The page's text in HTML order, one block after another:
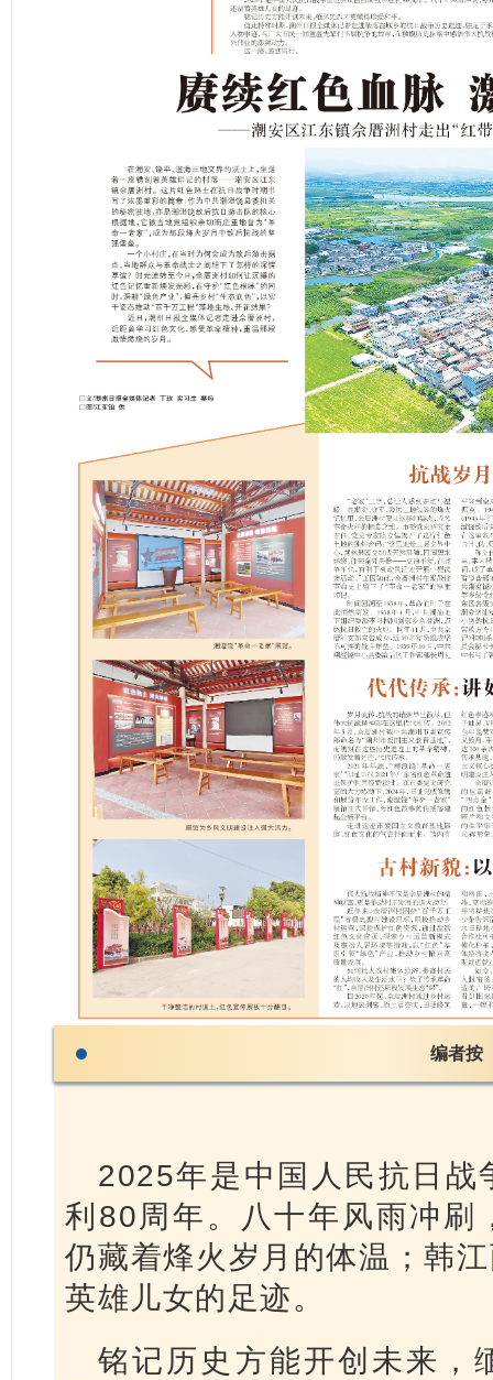
编者按
2025年是中国人民抗日战
利80周年。八十年风雨冲刷
仍藏着烽火岁月的体温；韩
英雄儿女的足迹。
铭记历史方能开创未来，